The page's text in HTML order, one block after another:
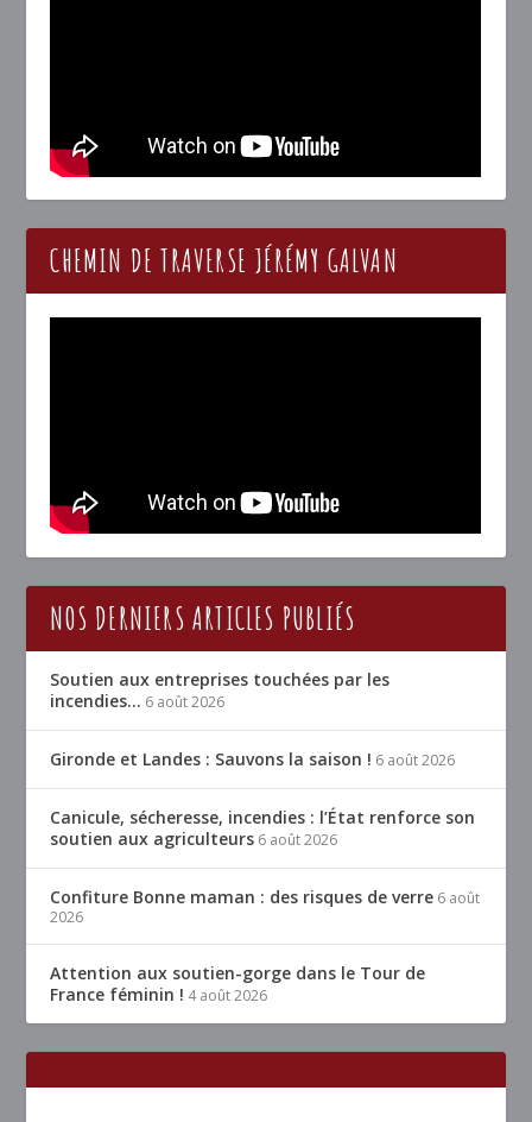
CHEMIN DE TRAVERSE JÉRÉMY GALVAN
NOS DERNIERS ARTICLES PUBLIÉS
Soutien aux entreprises touchées par les
incendies… 6 août 2026
Gironde et Landes : Sauvons la saison ! 6 août 2026
Canicule, sécheresse, incendies : l’État renforce son
soutien aux agriculteurs 6 août 2026
Confiture Bonne maman : des risques de verre 6 août
2026
Attention aux soutien-gorge dans le Tour de
France féminin ! 4 août 2026